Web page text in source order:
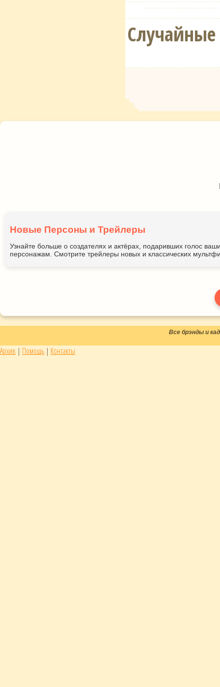
Новые Персоны и Трейлеры
Узнайте больше о создателях и актёрах, подаривших голос
персонажам. Смотрите трейлеры новых и классических
Все брэнды и
Архив | Помощь | Контакты